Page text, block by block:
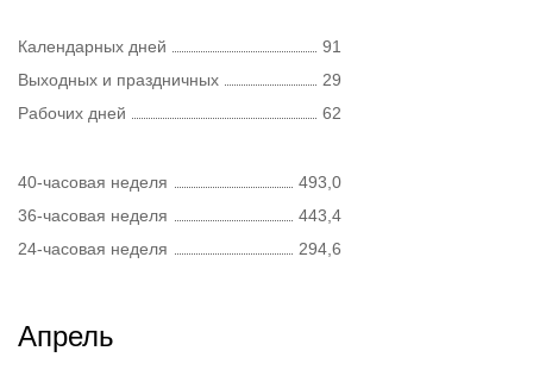
Календарных дней
91
Выходных и праздничных
29
Рабочих дней
62
40-часовая неделя
493,0
36-часовая неделя
443,4
24-часовая неделя
294,6
Апрель